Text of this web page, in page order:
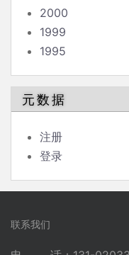
2000
1999
1995
元数据
注册
登录
联系我们